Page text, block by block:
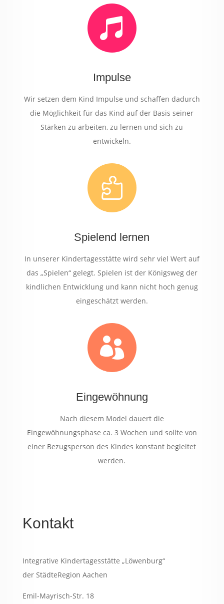

Impulse
Wir setzen dem Kind Impulse und schaffen dadurch
die Möglichkeit für das Kind auf der Basis seiner
Stärken zu arbeiten, zu lernen und sich zu
entwickeln.

Spielend lernen
In unserer Kindertagesstätte wird sehr viel Wert auf
das „Spielen“ gelegt. Spielen ist der Königsweg der
kindlichen Entwicklung und kann nicht hoch genug
eingeschätzt werden.

Eingewöhnung
Nach diesem Model dauert die
Eingewöhnungsphase ca. 3 Wochen und sollte von
einer Bezugsperson des Kindes konstant begleitet
werden.
Kontakt
Integrative Kindertagesstätte „Löwenburg“
der StädteRegion Aachen
Emil-Mayrisch-Str. 18